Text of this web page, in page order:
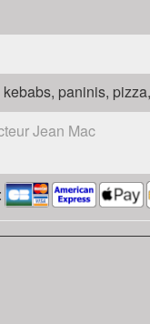
paninis,
Jean Mac